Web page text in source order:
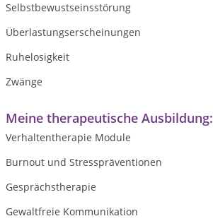
Selbstbewustseinsstörung
Überlastungserscheinungen
Ruhelosigkeit
Zwänge
Meine therapeutische Ausbildung:
Verhaltentherapie Module
Burnout und Stresspräventionen
Gesprächstherapie
Gewaltfreie Kommunikation